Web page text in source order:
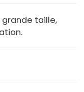
taille,